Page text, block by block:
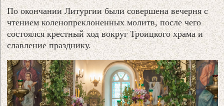
По окончании Литургии были совершена вечерня с
чтением коленопреклоненных молитв, после чего
состоялся крестный ход вокруг Троицкого храма и
славление празднику.